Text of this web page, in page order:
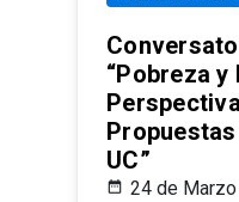
“Pobreza y
UC”
24 de